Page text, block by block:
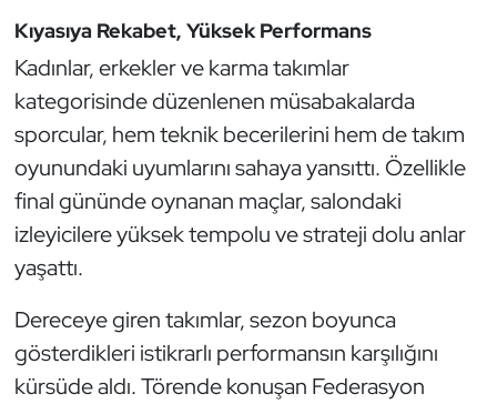
Kıyasıya Rekabet, Yüksek Performans
Kadınlar, erkekler ve karma takımlar
kategorisinde düzenlenen müsabakalarda
sporcular, hem teknik becerilerini hem de takım
oyunundaki uyumlarını sahaya yansıttı. Özellikle
final gününde oynanan maçlar, salondaki
izleyicilere yüksek tempolu ve strateji dolu anlar
yaşattı.
Dereceye giren takımlar, sezon boyunca
gösterdikleri istikrarlı performansın karşılığını
kürsüde aldı. Törende konuşan Federasyon
Muay Thai
Okçuluk
Optimist
Oryantiring
Özel Sporcular
Paralimpik
Ragbi